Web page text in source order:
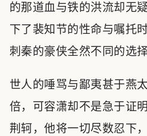
的那道血与铁的洪流却无
下了裴知节的性命与嘱托
刺秦的豪侠全然不同的选择
世人的唾骂与鄙夷甚于燕
倍，可容潇却不是急于证
荆轲，他将一切尽数忍下